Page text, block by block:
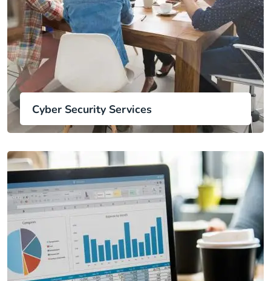
Cyber Security Services